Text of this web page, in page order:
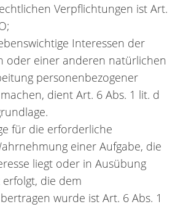
Verpflichtungen ist Art.
Interessen der
oder einer anderen natürlichen
personenbezogener
dient Art. 6 Abs. 1 lit. d
für die erforderliche
einer Aufgabe, die
liegt oder in Ausübung
die dem
wurde ist Art. 6 Abs. 1